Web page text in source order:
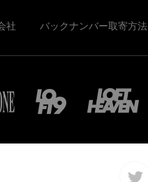
社 バックナンバー取寄方法